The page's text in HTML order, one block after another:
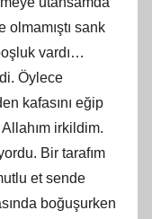
olmamıştı sank
vardı…
Öylece
kafasını eğip
irkildim.
Bir tarafım
et sende
boğuşurken